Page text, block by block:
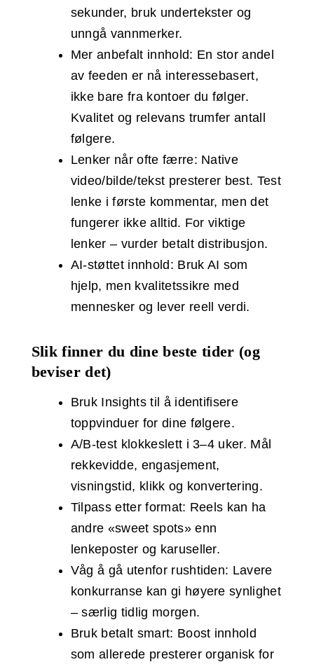
sekunder, bruk undertekster og
unngå vannmerker.
Mer anbefalt innhold: En stor andel
av feeden er nå interessebasert,
ikke bare fra kontoer du følger.
Kvalitet og relevans trumfer antall
følgere.
Lenker når ofte færre: Native
video/bilde/tekst presterer best. Test
lenke i første kommentar, men det
fungerer ikke alltid. For viktige
lenker – vurder betalt distribusjon.
AI‑støttet innhold: Bruk AI som
hjelp, men kvalitetssikre med
mennesker og lever reell verdi.
Slik finner du dine beste tider (og
beviser det)
Bruk Insights til å identifisere
toppvinduer for dine følgere.
A/B‑test klokkeslett i 3–4 uker. Mål
rekkevidde, engasjement,
visningstid, klikk og konvertering.
Tilpass etter format: Reels kan ha
andre «sweet spots» enn
lenkeposter og karuseller.
Våg å gå utenfor rushtiden: Lavere
konkurranse kan gi høyere synlighet
– særlig tidlig morgen.
Bruk betalt smart: Boost innhold
som allerede presterer organisk for